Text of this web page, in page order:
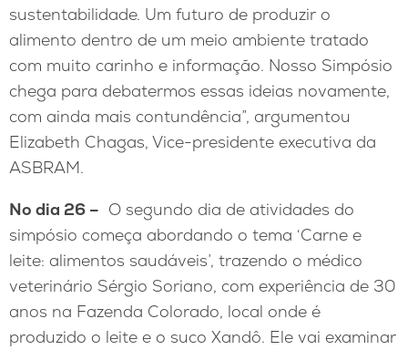
sustentabilidade. Um futuro de produzir o
alimento dentro de um meio ambiente tratado
com muito carinho e informação. Nosso Simpósio
chega para debatermos essas ideias novamente,
com ainda mais contundência”, argumentou
Elizabeth Chagas, Vice-presidente executiva da
ASBRAM.
No dia 26 – O segundo dia de atividades do
simpósio começa abordando o tema ‘Carne e
leite: alimentos saudáveis’, trazendo o médico
veterinário Sérgio Soriano, com experiência de 30
anos na Fazenda Colorado, local onde é
produzido o leite e o suco Xandô. Ele vai examinar